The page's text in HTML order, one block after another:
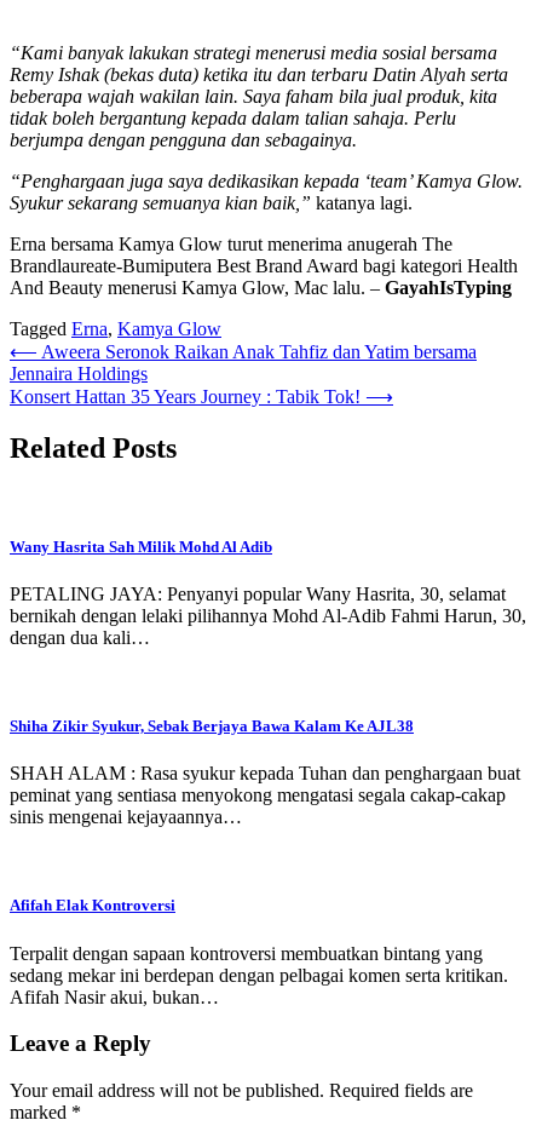
“Kami banyak lakukan strategi menerusi media sosial bersama
Remy Ishak (bekas duta) ketika itu dan terbaru Datin Alyah serta
beberapa wajah wakilan lain. Saya faham bila jual produk, kita
tidak boleh bergantung kepada dalam talian sahaja. Perlu
berjumpa dengan pengguna dan sebagainya.
“Penghargaan juga saya dedikasikan kepada ‘team’ Kamya Glow.
Syukur sekarang semuanya kian baik,” katanya lagi.
Erna bersama Kamya Glow turut menerima anugerah The
Brandlaureate-Bumiputera Best Brand Award bagi kategori Health
And Beauty menerusi Kamya Glow, Mac lalu. – GayahIsTyping
Tagged Erna, Kamya Glow
Post
navigation
⟵ Aweera Seronok Raikan Anak Tahfiz dan Yatim bersama
Jennaira Holdings
Konsert Hattan 35 Years Journey : Tabik Tok! ⟶
Related Posts
Wany Hasrita Sah Milik Mohd Al Adib
PETALING JAYA: Penyanyi popular Wany Hasrita, 30, selamat
bernikah dengan lelaki pilihannya Mohd Al-Adib Fahmi Harun, 30,
dengan dua kali…
Shiha Zikir Syukur, Sebak Berjaya Bawa Kalam Ke AJL38
SHAH ALAM : Rasa syukur kepada Tuhan dan penghargaan buat
peminat yang sentiasa menyokong mengatasi segala cakap-cakap
sinis mengenai kejayaannya…
Afifah Elak Kontroversi
Terpalit dengan sapaan kontroversi membuatkan bintang yang
sedang mekar ini berdepan dengan pelbagai komen serta kritikan.
Afifah Nasir akui, bukan…
Leave a Reply
Your email address will not be published. Required fields are
marked *